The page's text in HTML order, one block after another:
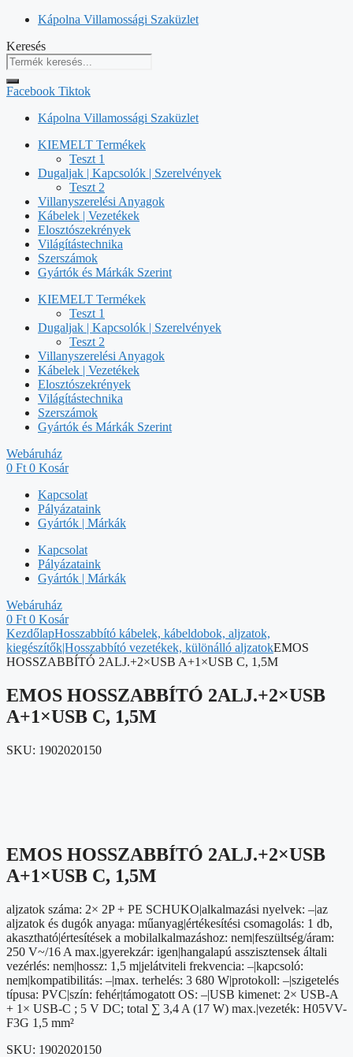
Kilépés
tartalomba
Kápolna Villamossági Szaküzlet
Keresés
Facebook Tiktok
Kápolna Villamossági Szaküzlet
KIEMELT Termékek
Teszt 1
Dugaljak | Kapcsolók | Szerelvények
Teszt 2
Villanyszerelési Anyagok
Kábelek | Vezetékek
Elosztószekrények
Világítástechnika
Szerszámok
Gyártók és Márkák Szerint
KIEMELT Termékek
Teszt 1
Dugaljak | Kapcsolók | Szerelvények
Teszt 2
Villanyszerelési Anyagok
Kábelek | Vezetékek
Elosztószekrények
Világítástechnika
Szerszámok
Gyártók és Márkák Szerint
Webáruház
0 Ft 0 Kosár
Kapcsolat
Pályázataink
Gyártók | Márkák
Kapcsolat
Pályázataink
Gyártók | Márkák
Webáruház
0 Ft 0 Kosár
KezdőlapHosszabbító kábelek, kábeldobok, aljzatok,
kiegészítők|Hosszabbító vezetékek, különálló aljzatokEMOS
HOSSZABBÍTÓ 2ALJ.+2×USB A+1×USB C, 1,5M
EMOS HOSSZABBÍTÓ 2ALJ.+2×USB
A+1×USB C, 1,5M
SKU: 1902020150
EMOS HOSSZABBÍTÓ 2ALJ.+2×USB
A+1×USB C, 1,5M
aljzatok száma: 2× 2P + PE SCHUKO|alkalmazási nyelvek: –|az
aljzatok és dugók anyaga: műanyag|értékesítési csomagolás: 1 db,
akasztható|értesítések a mobilalkalmazáshoz: nem|feszültség/áram:
250 V~/16 A max.|gyerekzár: igen|hangalapú asszisztensek általi
vezérlés: nem|hossz: 1,5 m|jelátviteli frekvencia: –|kapcsoló:
nem|kompatibilitás: –|max. terhelés: 3 680 W|protokoll: –|szigetelés
típusa: PVC|szín: fehér|támogatott OS: –|USB kimenet: 2× USB-A
+ 1× USB-C ; 5 V DC; total ∑ 3,4 A (17 W) max.|vezeték: H05VV-
F3G 1,5 mm²
SKU: 1902020150